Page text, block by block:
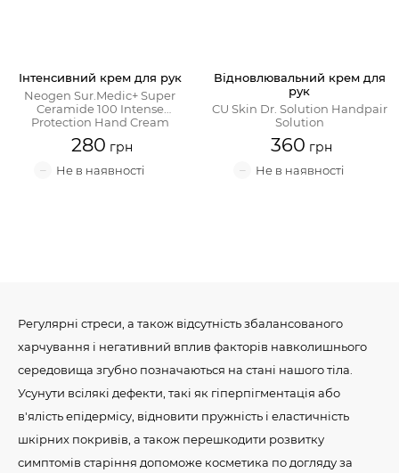
Інтенсивний крем для рук
Neogen Sur.Medic+ Super
Ceramide 100 Intense
Protection Hand Cream
280
Відновлювальний крем для
рук
CU Skin Dr. Solution Handpair
Solution
360
Регулярні стреси, а також відсутність збалансованого
харчування і негативний вплив факторів навколишнього
середовища згубно позначаються на стані нашого тіла.
Усунути всілякі дефекти, такі як гіперпігментація або
в'ялість епідермісу, відновити пружність і еластичність
шкірних покривів, а також перешкодити розвитку
симптомів старіння допоможе косметика по догляду за